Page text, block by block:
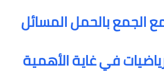
الجمع بالحمل المسائل
في غاية الأهمية